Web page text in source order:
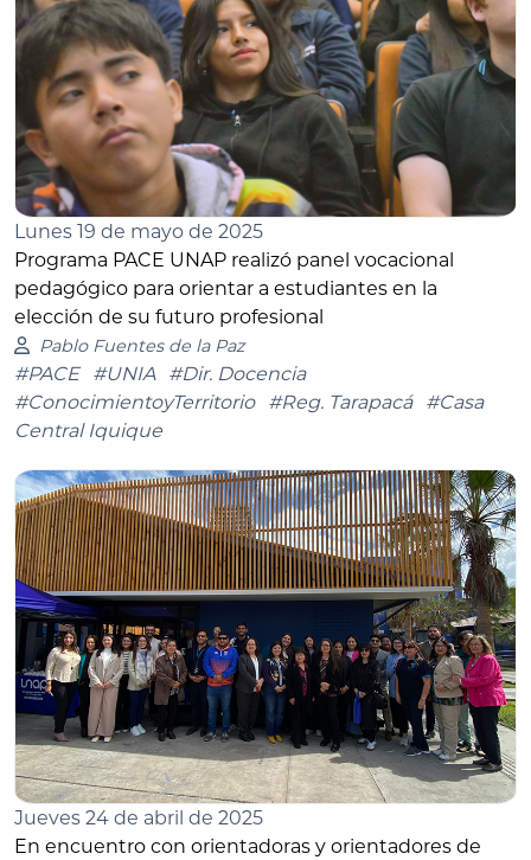
Lunes 19 de mayo de 2025
Programa PACE UNAP realizó panel vocacional
pedagógico para orientar a estudiantes en la
elección de su futuro profesional
Pablo Fuentes de la Paz
#PACE #UNIA
#Dir. Docencia
#ConocimientoyTerritorio
#Reg. Tarapacá
#Casa
Central Iquique
Jueves 24 de abril de 2025
En encuentro con orientadoras y orientadores de